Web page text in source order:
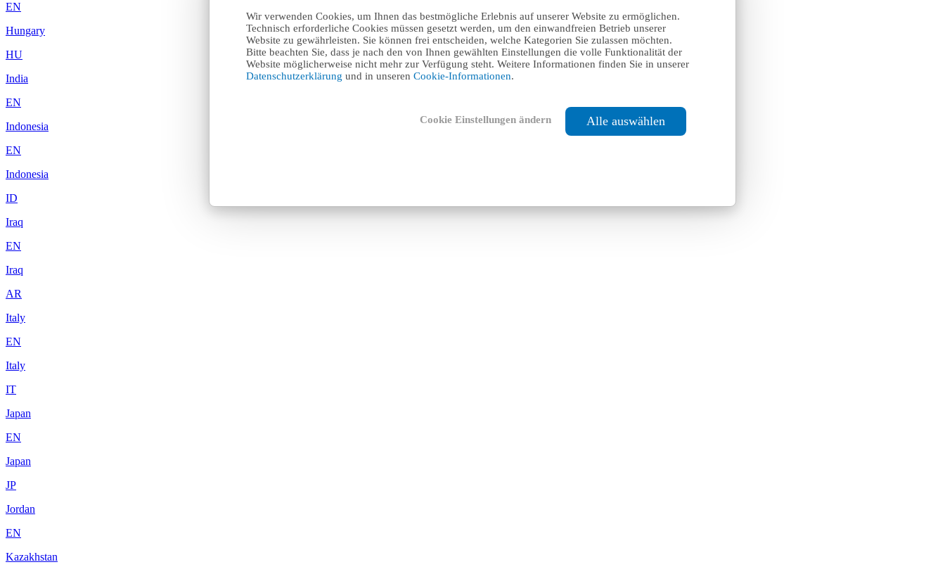
Wir verwenden Cookies, um Ihnen das bestmögliche Erlebnis auf unserer Website zu ermöglichen.
Technisch erforderliche Cookies müssen gesetzt werden, um den einwandfreien Betrieb unserer
Website zu gewährleisten. Sie können frei entscheiden, welche Kategorien Sie zulassen möchten.
Bitte beachten Sie, dass je nach den von Ihnen gewählten Einstellungen die volle Funktionalität der
Website möglicherweise nicht mehr zur Verfügung steht. Weitere Informationen finden Sie in unserer
Datenschutzerklärung und in unseren Cookie-Informationen.
Cookie Einstellungen ändern Alle auswählen
EN
Hungary
HU
India
EN
Indonesia
EN
Indonesia
ID
Iraq
EN
Iraq
AR
Italy
EN
Italy
IT
Japan
EN
Japan
JP
Jordan
EN
Kazakhstan